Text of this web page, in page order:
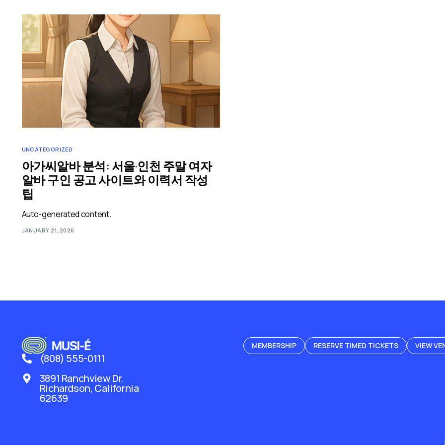
UNCATEGORIZED
아가씨알바 분석: 서울·인천 주말 여자
알바 구인 공고 사이트와 이력서 작성
팁
Auto-generated content.
JANUARY 21, 2026
(808) 555-0111
3891 Ranchview Dr.
Richardson, California
62639
MEMBERSHIP RESERVE TIMED TICKETS VIEW